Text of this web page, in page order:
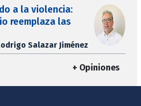
a la violencia:
reemplaza las
Salazar Jiménez
+ Opiniones